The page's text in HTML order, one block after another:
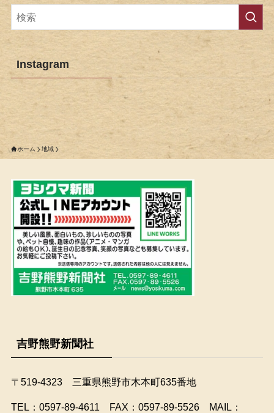
Instagram
ホーム 地域
吉野熊野新聞社
〒519-4323 三重県熊野市木本町635番地
​TEL：0597-89-4611 FAX：0597-89-5526 MAIL：